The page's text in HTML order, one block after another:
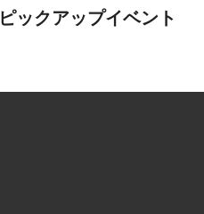
ピックアップイベント